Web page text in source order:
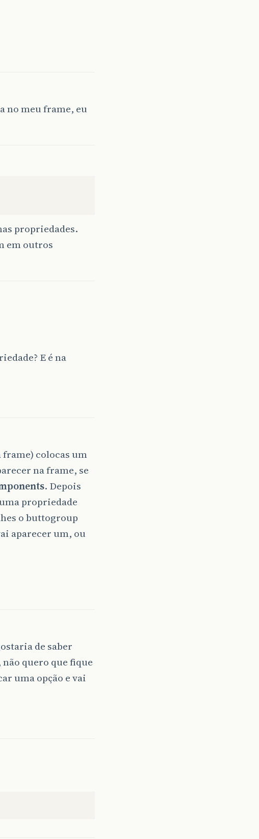
no meu frame, eu
propriedades.
em outros
E é na
colocas um
na frame, se
. Depois
propriedade
o buttogroup
aparecer um, ou
de saber
quero que fique
uma opção e vai